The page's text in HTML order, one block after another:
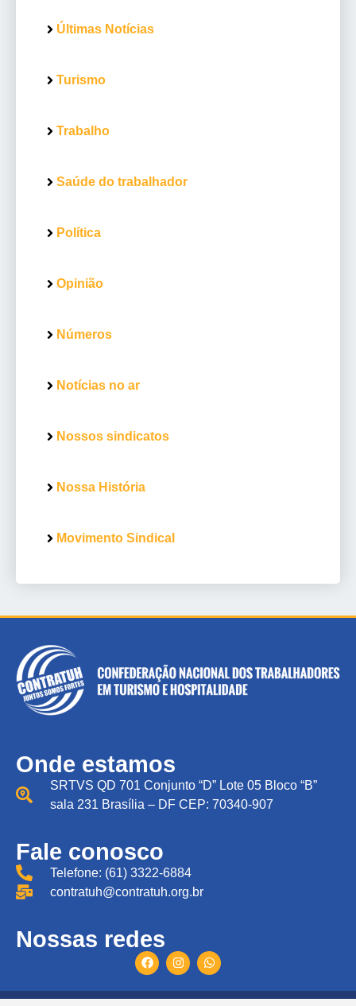
Últimas Notícias
Turismo
Trabalho
Saúde do trabalhador
Política
Opinião
Números
Notícias no ar
Nossos sindicatos
Nossa História
Movimento Sindical
Onde estamos
SRTVS QD 701 Conjunto “D” Lote 05 Bloco “B”
sala 231 Brasília – DF CEP: 70340-907
Fale conosco
Telefone: (61) 3322-6884
contratuh@contratuh.org.br
Nossas redes